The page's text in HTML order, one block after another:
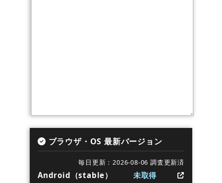
ブラウザ・OS 最新バージョン
毎日更新：2026-08-06 調査更新済
Android（stable）
未取得